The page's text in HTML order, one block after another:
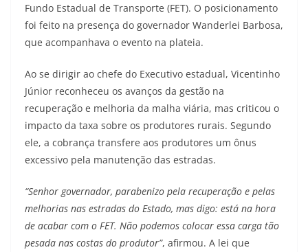
Fundo Estadual de Transporte (FET). O posicionamento
foi feito na presença do governador Wanderlei Barbosa,
que acompanhava o evento na plateia.
Ao se dirigir ao chefe do Executivo estadual, Vicentinho
Júnior reconheceu os avanços da gestão na
recuperação e melhoria da malha viária, mas criticou o
impacto da taxa sobre os produtores rurais. Segundo
ele, a cobrança transfere aos produtores um ônus
excessivo pela manutenção das estradas.
“Senhor governador, parabenizo pela recuperação e pelas
melhorias nas estradas do Estado, mas digo: está na hora
de acabar com o FET. Não podemos colocar essa carga tão
pesada nas costas do produtor”, afirmou. A lei que